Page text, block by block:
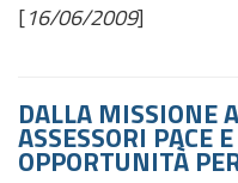
[16/06/2009]
DALLA MISSIONE
ASSESSORI PACE
OPPORTUNITÀ